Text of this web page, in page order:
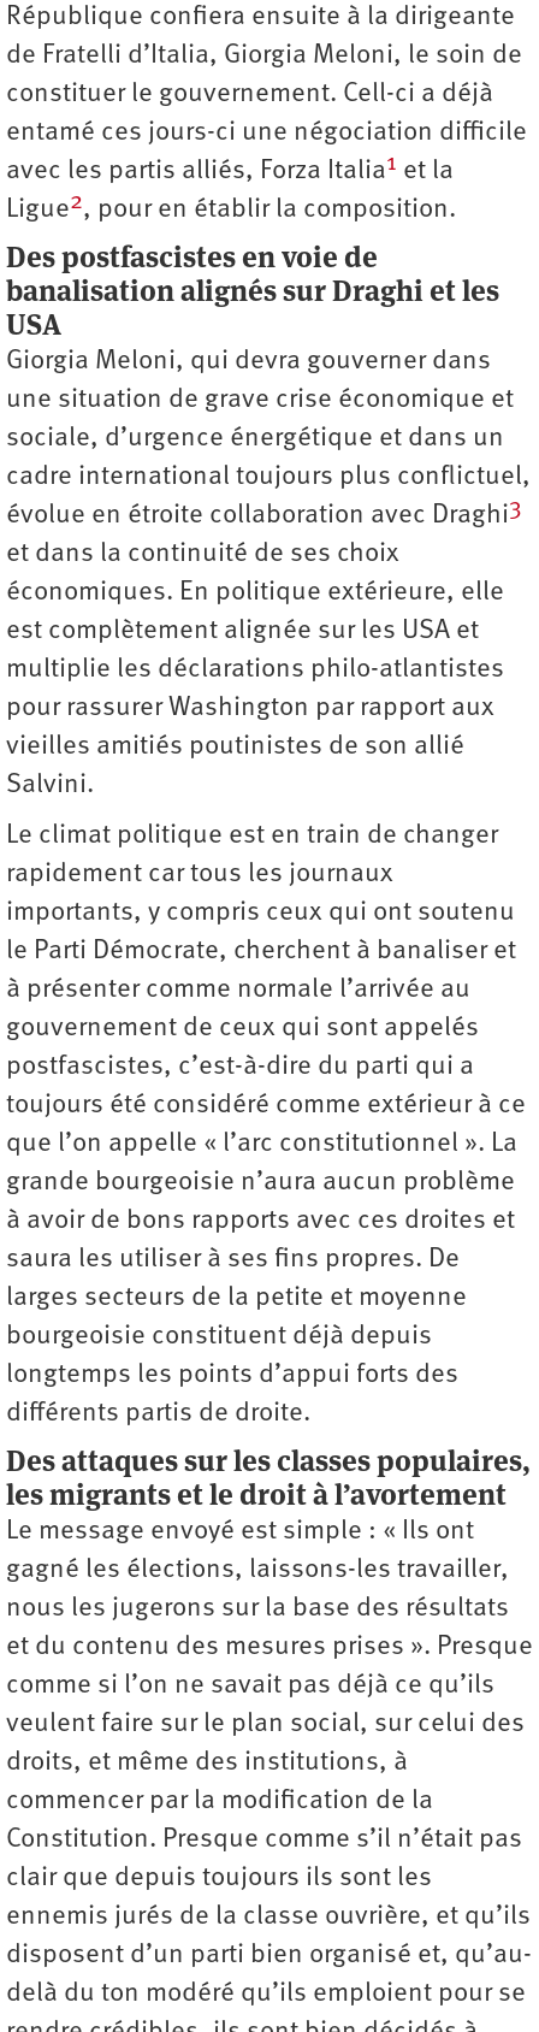
République confiera ensuite à la dirigeante
de Fratelli d’Italia, Giorgia Meloni, le soin de
constituer le gouvernement. Cell-ci a déjà
entamé ces jours-ci une négociation difficile
avec les partis alliés, Forza Italia1 et la
Ligue2, pour en établir la composition.
Des postfascistesen voie de
banalisationalignés sur Draghi et les
USA
Giorgia Meloni, qui devra gouverner dans
une situation de grave crise économique et
sociale, d’urgence énergétique et dans un
cadre international toujours plus conflictuel,
évolue en étroite collaboration avec Draghi3
et dans la continuité de ses choix
économiques. En politique extérieure, elle
est complètement alignée sur les USA et
multiplie les déclarations philo-atlantistes
pour rassurer Washington par rapport aux
vieilles amitiés poutinistes de son allié
Salvini.
Le climat politique est en train de changer
rapidement car tous les journaux
importants, y compris ceux qui ont soutenu
le Parti Démocrate, cherchent à banaliser et
à présenter comme normale l’arrivée au
gouvernement de ceux qui sont appelés
postfascistes, c’est-à-dire du parti qui a
toujours été considéré comme extérieur à ce
que l’on appelle « l’arc constitutionnel ». La
grande bourgeoisie n’aura aucun problème
à avoir de bons rapports avec ces droites et
saura les utiliser à ses fins propres. De
larges secteurs de la petite et moyenne
bourgeoisie constituent déjà depuis
longtemps les points d’appui forts des
différents partis de droite.
Des attaques sur les classes populaires,
les migrants et le droit à l’avortement
Le message envoyé est simple : « Ils ont
gagné les élections, laissons-les travailler,
nous les jugerons sur la base des résultats
et du contenu des mesures prises ». Presque
comme si l’on ne savait pas déjà ce qu’ils
veulent faire sur le plan social, sur celui des
droits, et même des institutions, à
commencer par la modification de la
Constitution. Presque comme s’il n’était pas
clair que depuis toujours ils sont les
ennemis jurés de la classe ouvrière, et qu’ils
disposent d’un parti bien organisé et, qu’au-
delà du ton modéré qu’ils emploient pour se